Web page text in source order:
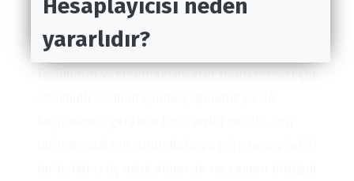
Hesaplayıcısı neden
yararlıdır?
Teslimatın yakınındaki ayların hatırlanması çok